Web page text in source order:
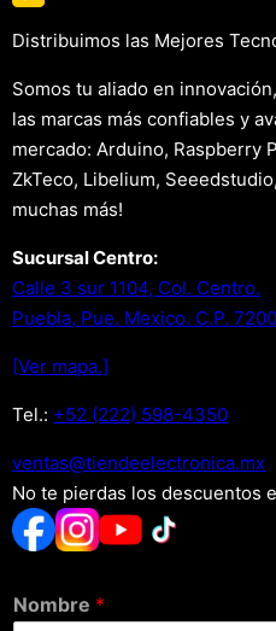
Distribuimos las Mejores
Somos tu aliado en
las marcas más confiables y
mercado: Arduino, Raspberry
ZkTeco, Libelium,
muchas más!
Sucursal Centro:
Calle 3 sur 1104, Col. Centro.
Puebla, Pue. Mexico. C.P.
[Ver mapa.]
Tel.: +52 (222) 598-4350
xm.acinortceleedneit@satnev
No te pierdas los descuentos
Nombre *